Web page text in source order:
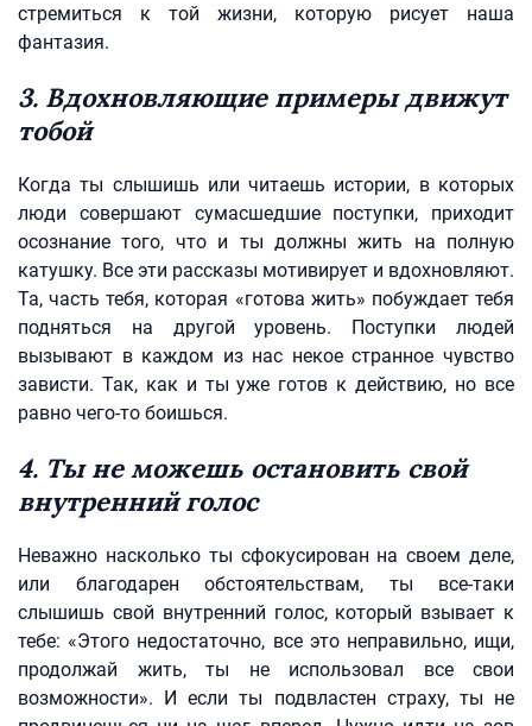
стремиться к той жизни, которую рисует наша
фантазия.
3. Вдохновляющие примеры движут
тобой
Когда ты слышишь или читаешь истории, в которых
люди совершают сумасшедшие поступки, приходит
осознание того, что и ты должны жить на полную
катушку. Все эти рассказы мотивирует и вдохновляют.
Та, часть тебя, которая «готова жить» побуждает тебя
подняться на другой уровень. Поступки людей
вызывают в каждом из нас некое странное чувство
зависти. Так, как и ты уже готов к действию, но все
равно чего-то боишься.
4. Ты не можешь остановить свой
внутренний голос
Неважно насколько ты сфокусирован на своем деле,
или благодарен обстоятельствам, ты все-таки
слышишь свой внутренний голос, который взывает к
тебе: «Этого недостаточно, все это неправильно, ищи,
продолжай жить, ты не использовал все свои
возможности». И если ты подвластен страху, ты не